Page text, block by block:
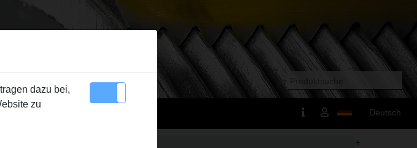
Deutsch
+
dazu bei,
zu